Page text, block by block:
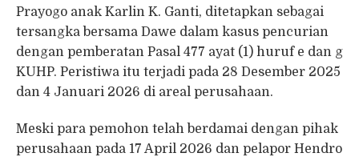
Prayogo anak Karlin K. Ganti, ditetapkan sebagai
tersangka bersama Dawe dalam kasus pencurian
dengan pemberatan Pasal 477 ayat (1) huruf e dan g
KUHP. Peristiwa itu terjadi pada 28 Desember 2025
dan 4 Januari 2026 di areal perusahaan.
Meski para pemohon telah berdamai dengan pihak
perusahaan pada 17 April 2026 dan pelapor Hendro